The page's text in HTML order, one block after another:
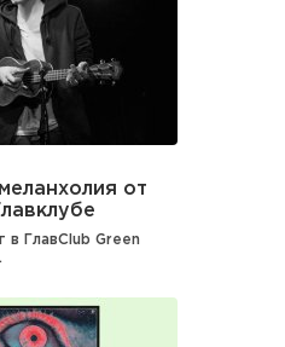
от
в ГлавClub Green